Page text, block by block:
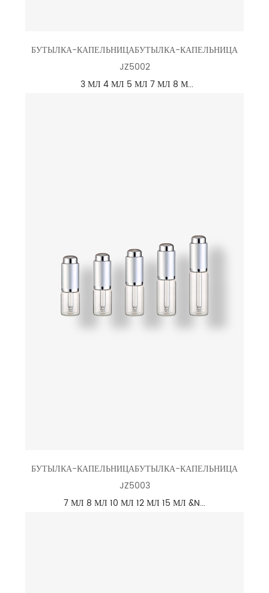
БУТЫЛКА-КАПЕЛЬНИЦАБУТЫЛКА-КАПЕЛЬНИЦА
JZ5002
3 МЛ 4 МЛ 5 МЛ 7 МЛ 8 М...
БУТЫЛКА-КАПЕЛЬНИЦАБУТЫЛКА-КАПЕЛЬНИЦА
JZ5003
7 МЛ 8 МЛ 10 МЛ 12 МЛ 15 МЛ &N...